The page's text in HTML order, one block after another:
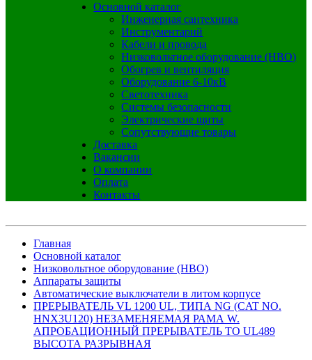
Основной каталог
Инженерная сантехника
Инструментарий
Кабели и провода
Низковольтное оборудование (НВО)
Обогрев и вентиляция
Оборудование 6-10кВ
Светотехника
Системы безопасности
Электрические щиты
Сопутствующие товары
Доставка
Вакансии
О компании
Оплата
Контакты
Главная
Основной каталог
Низковольтное оборудование (НВО)
Аппараты защиты
Автоматические выключатели в литом корпусе
ПРЕРЫВАТЕЛЬ VL 1200 UL, ТИПА NG (CAT NO.
HNX3U120) НЕЗАМЕНЯЕМАЯ РАМА W.
АПРОБАЦИОННЫЙ ПРЕРЫВАТЕЛЬ TO UL489
ВЫСОТА РАЗРЫВНАЯ